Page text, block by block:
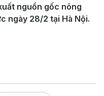
nguồn gốc nông
ngày 28/2 tại Hà Nội.